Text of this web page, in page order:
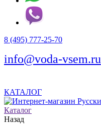
8 (495) 777-25-70
info@voda-vsem.ru
КАТАЛОГ
Каталог
Назад